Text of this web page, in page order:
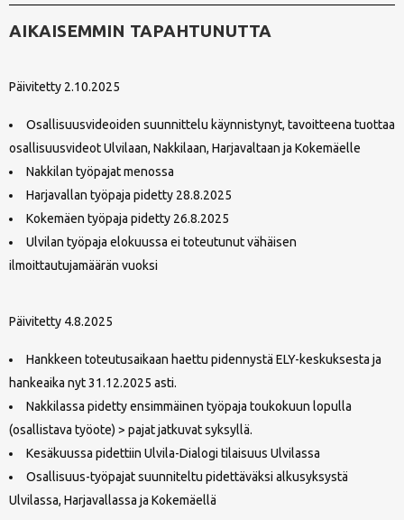
AIKAISEMMIN TAPAHTUNUTTA
Päivitetty 2.10.2025
Osallisuusvideoiden suunnittelu käynnistynyt, tavoitteena tuottaa
osallisuusvideot Ulvilaan, Nakkilaan, Harjavaltaan ja Kokemäelle
Nakkilan työpajat menossa
Harjavallan työpaja pidetty 28.8.2025
Kokemäen työpaja pidetty 26.8.2025
Ulvilan työpaja elokuussa ei toteutunut vähäisen
ilmoittautujamäärän vuoksi
Päivitetty 4.8.2025
Hankkeen toteutusaikaan haettu pidennystä ELY-keskuksesta ja
hankeaika nyt 31.12.2025 asti.
Nakkilassa pidetty ensimmäinen työpaja toukokuun lopulla
(osallistava työote) > pajat jatkuvat syksyllä.
Kesäkuussa pidettiin Ulvila-Dialogi tilaisuus Ulvilassa
Osallisuus-työpajat suunniteltu pidettäväksi alkusyksystä
Ulvilassa, Harjavallassa ja Kokemäellä